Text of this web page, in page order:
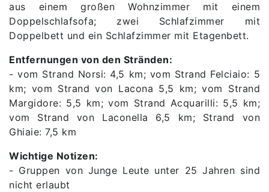
aus einem großen Wohnzimmer mit einem
Doppelschlafsofa; zwei Schlafzimmer mit
Doppelbett und ein Schlafzimmer mit Etagenbett.
Entfernungen von den Stränden:
- vom Strand Norsi: 4,5 km; vom Strand Felciaio: 5
km; vom Strand von Lacona 5,5 km; vom Strand
Margidore: 5,5 km; vom Strand Acquarilli: 5,5 km;
vom Strand von Laconella 6,5 ​​​​km; Strand von
Ghiaie: 7,5 km
Wichtige Notizen:
- Gruppen von Junge Leute unter 25 Jahren sind
nicht erlaubt